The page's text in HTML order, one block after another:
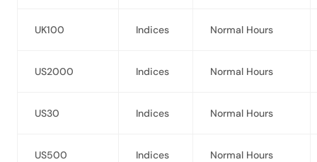
UK100 Indices Normal Hours
US2000 Indices Normal Hours
US30 Indices Normal Hours
US500 Indices Normal Hours